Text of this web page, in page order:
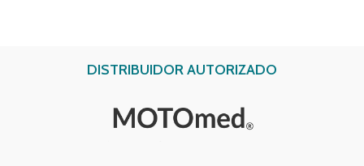
DISTRIBUIDOR AUTORIZADO